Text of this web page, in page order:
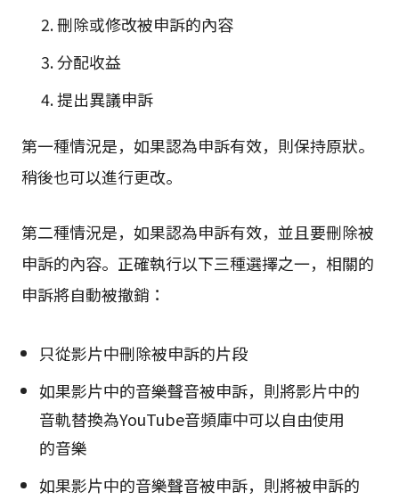
刪除或修改被申訴的內容
分配收益
提出異議申訴
第一種情況是，如果認為申訴有效，則保持原狀。
稍後也可以進行更改。
第二種情況是，如果認為申訴有效，並且要刪除被
申訴的內容。正確執行以下三種選擇之一，相關的
申訴將自動被撤銷：
只從影片中刪除被申訴的片段
如果影片中的音樂聲音被申訴，則將影片中的
音軌替換為YouTube音頻庫中可以自由使用
的音樂
如果影片中的音樂聲音被申訴，則將被申訴的